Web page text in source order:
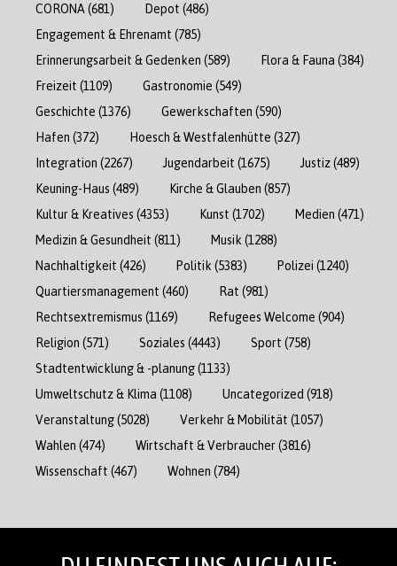
CORONA (681) Depot (486)
Engagement & Ehrenamt (785)
Erinnerungsarbeit & Gedenken (589) Flora & Fauna (384)
Freizeit (1109) Gastronomie (549)
Geschichte (1376) Gewerkschaften (590)
Hafen (372) Hoesch & Westfalenhütte (327)
Integration (2267) Jugendarbeit (1675) Justiz(489)
Keuning-Haus (489) Kirche & Glauben (857)
Kultur & Kreatives (4353) Kunst (1702) Medien (471)
Medizin & Gesundheit (811) Musik (1288)
Nachhaltigkeit (426) Politik (5383) Polizei (1240)
Quartiersmanagement (460) Rat (981)
Rechtsextremismus (1169) Refugees Welcome (904)
Religion (571) Soziales (4443) Sport (758)
Stadtentwicklung & -planung(1133)
Umweltschutz & Klima (1108) Uncategorized (918)
Veranstaltung(5028) Verkehr & Mobilität (1057)
Wahlen (474) Wirtschaft & Verbraucher(3816)
Wissenschaft (467) Wohnen (784)